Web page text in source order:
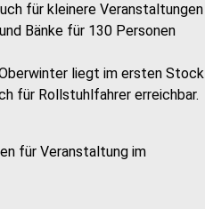
für kleinere Veranstaltungen
Bänke für 130 Personen
liegt im ersten Stock
für Rollstuhlfahrer erreichbar.